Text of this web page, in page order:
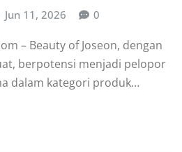
Jun 11, 2026 0
– Beauty of Joseon, dengan
berpotensi menjadi pelopor
dalam kategori produk…